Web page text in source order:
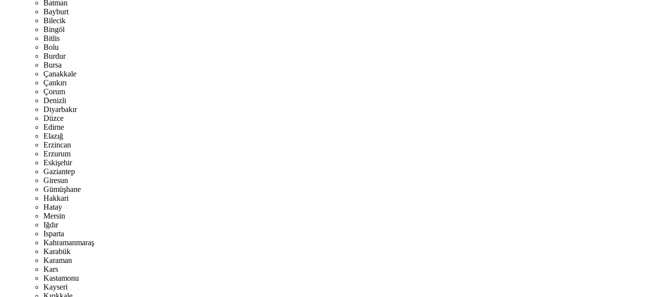
Batman
Bayburt
Bilecik
Bingöl
Bitlis
Bolu
Burdur
Bursa
Çanakkale
Çankırı
Çorum
Denizli
Diyarbakır
Düzce
Edirne
Elazığ
Erzincan
Erzurum
Eskişehir
Gaziantep
Giresun
Gümüşhane
Hakkari
Hatay
Mersin
Iğdır
Isparta
Kahramanmaraş
Karabük
Karaman
Kars
Kastamonu
Kayseri